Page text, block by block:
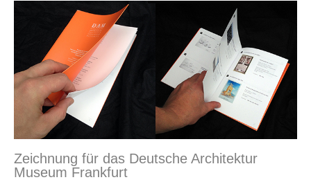
Zeichnung für das Deutsche Architektur
Museum Frankfurt